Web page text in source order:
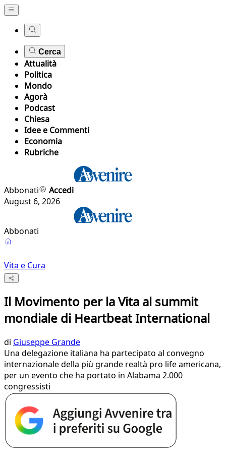
Cerca
Attualità
Politica
Mondo
Agorà
Podcast
Chiesa
Idee e Commenti
Economia
Rubriche
Abbonati
Accedi
August 6, 2026
Abbonati
Vita e Cura
Il Movimento per la Vita al summit
mondiale di Heartbeat International
di Giuseppe Grande
Una delegazione italiana ha partecipato al convegno
internazionale della più grande realtà pro life americana,
per un evento che ha portato in Alabama 2.000
congressisti